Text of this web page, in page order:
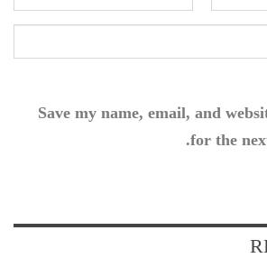
Save my name, email, and
for the